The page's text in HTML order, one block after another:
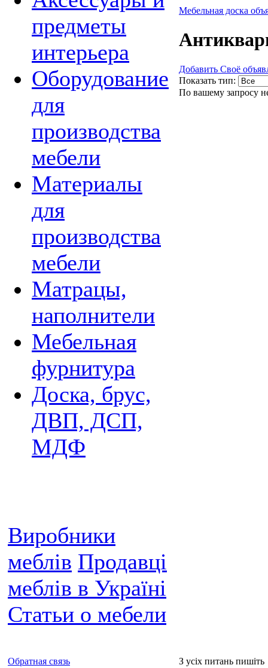
предметы
интерьера
Оборудование
для
производства
мебели
Материалы
для
производства
мебели
Матрацы,
наполнители
Мебельная
фурнитура
Доска, брус,
ДВП, ДСП,
МДФ
Виробники
меблів Продавці
меблів в Україні
Статьи о мебели
Мебельная доска
Добавить Своё
Показать тип:
По вашему запросу
Обратная связь
З усіх питань пишіть